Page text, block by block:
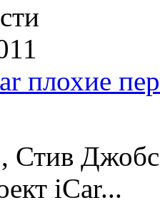
плохие
Стив
iCar...